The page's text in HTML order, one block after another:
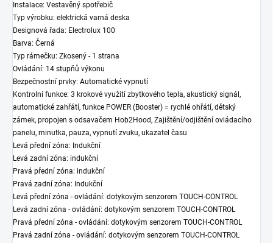
Instalace: Vestavěný spotřebič
Typ výrobku: elektrická varná deska
Designová řada: Electrolux 100
Barva: Černá
Typ rámečku: Zkosený - 1 strana
Ovládání: 14 stupňů výkonu
Bezpečnostní prvky: Automatické vypnutí
Kontrolní funkce: 3 krokové využití zbytkového tepla, akustický signál,
automatické zahřátí, funkce POWER (Booster) = rychlé ohřátí, dětský
zámek, propojen s odsavačem Hob2Hood, Zajištění/odjištění ovládacího
panelu, minutka, pauza, vypnutí zvuku, ukazatel času
Levá přední zóna: Indukční
Levá zadní zóna: indukční
Pravá přední zóna: indukční
Pravá zadní zóna: Indukční
Levá přední zóna - ovládání: dotykovým senzorem TOUCH-CONTROL
Levá zadní zóna - ovládání: dotykovým senzorem TOUCH-CONTROL
Pravá přední zóna - ovládání: dotykovým senzorem TOUCH-CONTROL
Pravá zadní zóna - ovládání: dotykovým senzorem TOUCH-CONTROL